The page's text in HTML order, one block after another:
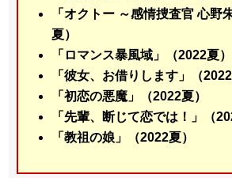
「オクトー ～感情捜査官 心野
夏）
「ロマンス暴風域」（2022夏）
「彼女、お借りします」（2022
「初恋の悪魔」（2022夏）
「先輩、断じて恋では！」（
「教祖の娘」（2022夏）